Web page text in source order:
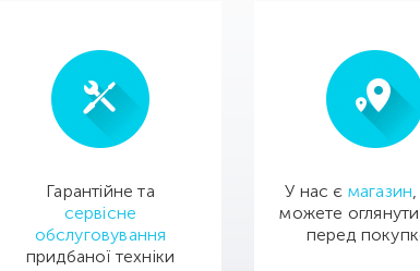
Гарантійне та
сервісне
обслуговування
придбаної техніки
У нас є магазин
можете
перед